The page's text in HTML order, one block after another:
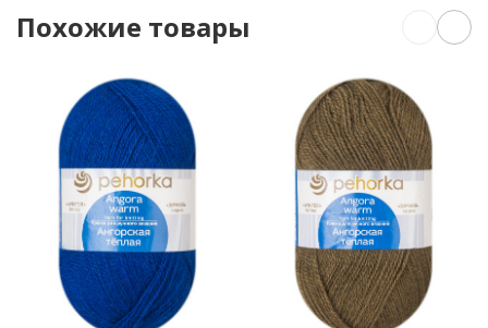
Похожие товары